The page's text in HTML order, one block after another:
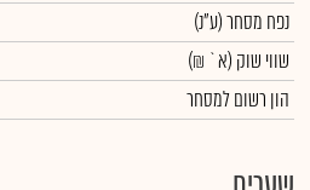
נפח מסחר(ע"נ)
שווי שוק (א` ₪)
הון רשום למסחר